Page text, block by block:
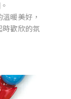
暖美好，
時歡欣的氛